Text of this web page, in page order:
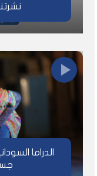
الدراما